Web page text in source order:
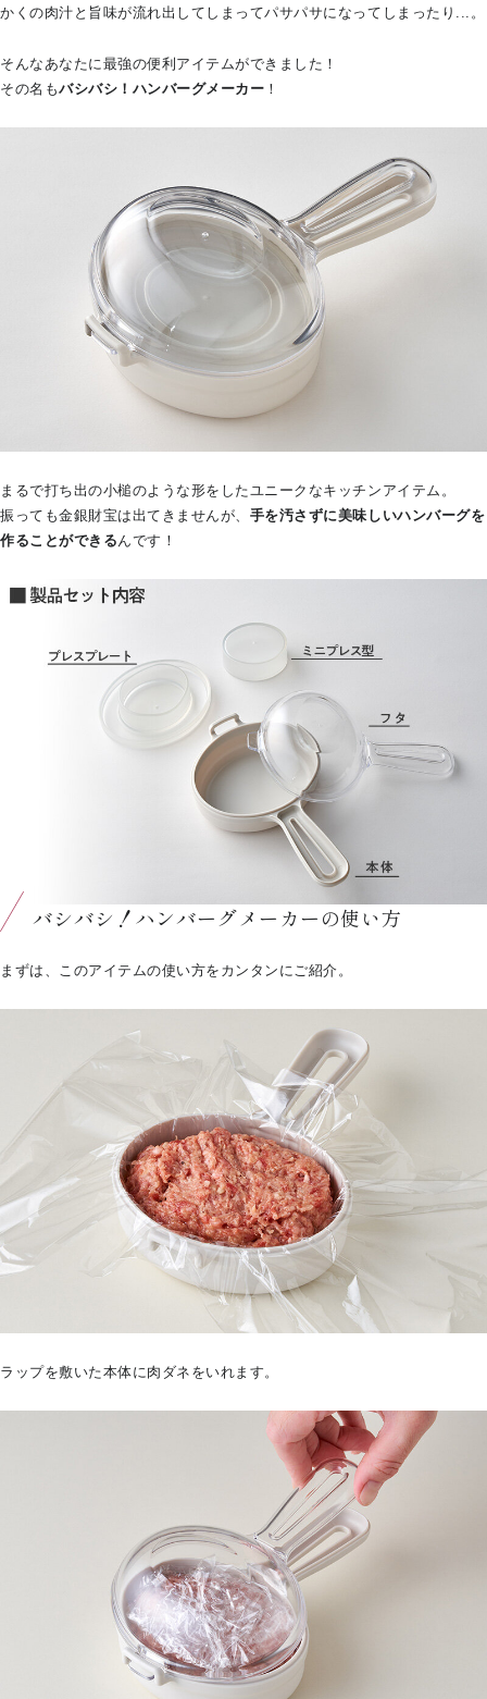
かくの肉汁と旨味が流れ出してしまってパサパサになってしまったり...。
そんなあなたに最強の便利アイテムができました！
その名もバシバシ！ハンバーグメーカー ！
まるで打ち出の小槌のような形をしたユニークなキッチンアイテム。
振っても金銀財宝は出てきませんが、 手を汚さずに美味しいハンバーグを
作ることができるんです！
バシバシ！ハンバーグメーカーの使い方
まずは、このアイテムの使い方をカンタンにご紹介。
ラップを敷いた本体に肉ダネをいれます。